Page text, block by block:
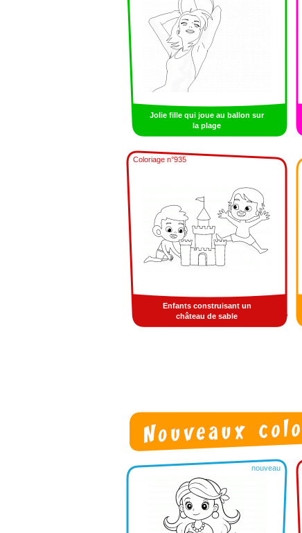
Jolie fille qui joue au ballon sur
la plage
Coloriage n°935
Enfants construisant un
château de sable
nouveau